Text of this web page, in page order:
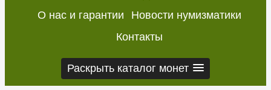
О нас и гарантии
Новости нумизматики
Контакты
Раскрыть каталог монет